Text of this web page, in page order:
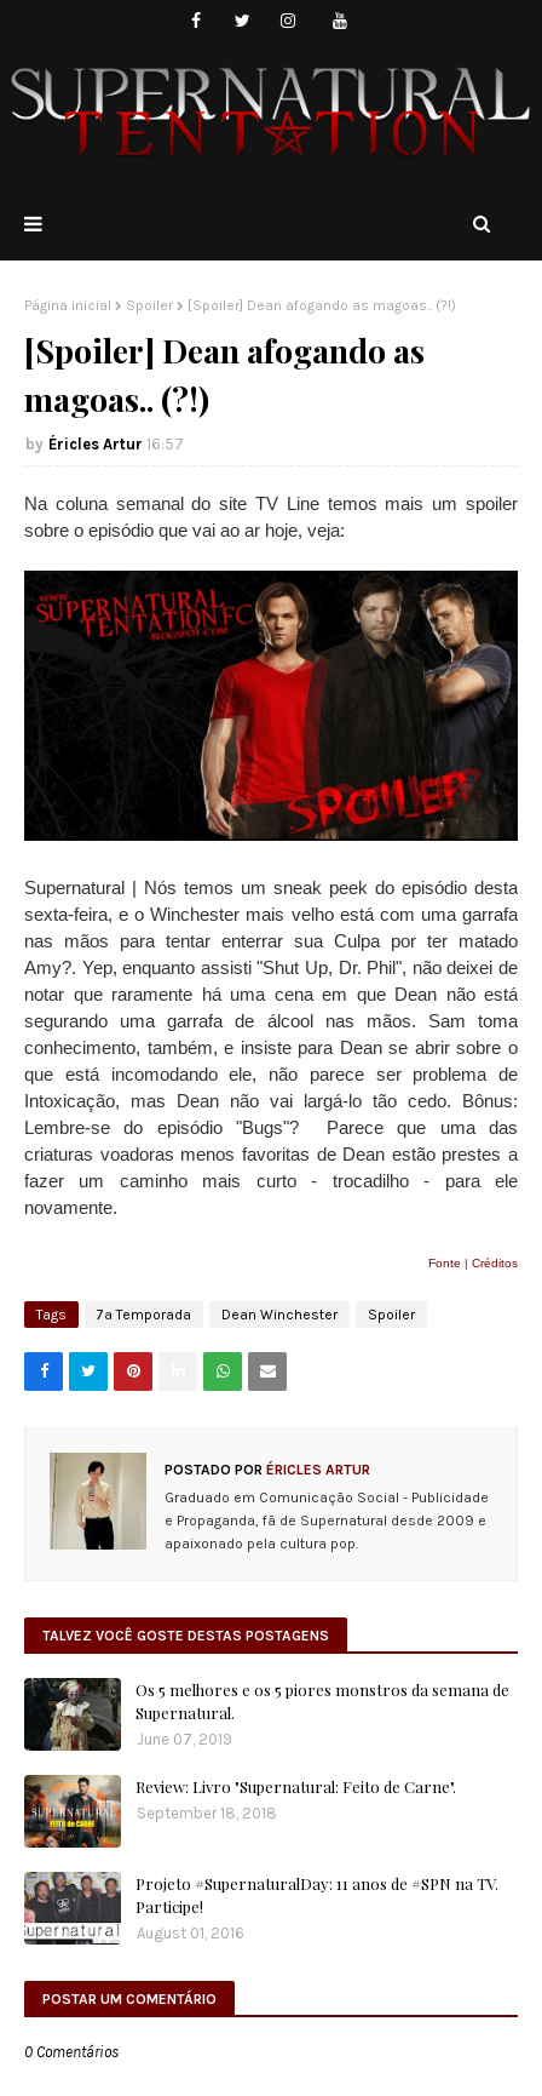
Página inicial Spoiler [Spoiler] Dean afogando as magoas.. (?!)
[Spoiler] Dean afogando as
magoas.. (?!)
Éricles Artur 16:57
Na coluna semanal do site TV Line temos mais um spoiler
sobre o episódio que vai ao ar hoje, veja:
Supernatural | Nós temos um sneak peek do episódio desta
sexta-feira, e o Winchester mais velho está com uma garrafa
nas mãos para tentar enterrar sua Culpa por ter matado
Amy?. Yep, enquanto assisti "Shut Up, Dr. Phil", não deixei de
notar que raramente há uma cena em que Dean não está
segurando uma garrafa de álcool nas mãos. Sam toma
conhecimento, também, e insiste para Dean se abrir sobre o
que está incomodando ele, não parece ser problema de
Intoxicação, mas Dean não vai largá-lo tão cedo. Bônus:
Lembre-se do episódio "Bugs"? Parece que uma das
criaturas voadoras menos favoritas de Dean estão prestes a
fazer um caminho mais curto - trocadilho - para ele
novamente.
Fonte | Créditos
Tags 7ª Temporada Dean Winchester Spoiler
POSTADO POR ÉRICLES ARTUR
Graduado em Comunicação Social - Publicidade
e Propaganda, fã de Supernatural desde 2009 e
apaixonado pela cultura pop.
TALVEZ VOCÊ GOSTE DESTAS POSTAGENS
Os 5 melhores e os 5 piores monstros da semana de
Supernatural.
June 07, 2019
Review: Livro "Supernatural: Feito de Carne".
September 18, 2018
Projeto #SupernaturalDay: 11 anos de #SPN na TV.
Participe!
August 01, 2016
POSTAR UM COMENTÁRIO
0 Comentários